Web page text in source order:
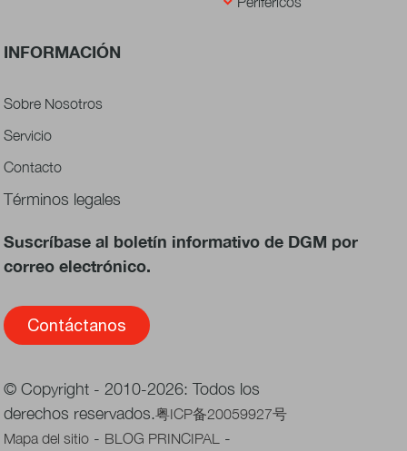
INFORMACIÓN
Sobre Nosotros
Servicio
Contacto
Términos legales
Suscríbase al boletín informativo de DGM por
correo electrónico.
Contáctanos
© Copyright - 2010-2026: Todos los
derechos reservados.粤ICP备20059927号
Mapa del sitio - BLOG PRINCIPAL -